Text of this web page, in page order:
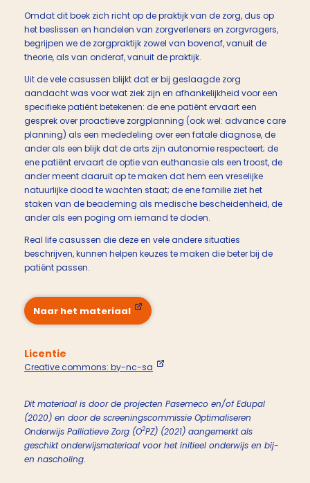
Omdat dit boek zich richt op de praktijk van de zorg, dus op
het beslissen en handelen van zorgverleners en zorgvragers,
begrijpen we de zorgpraktijk zowel van bovenaf, vanuit de
theorie, als van onderaf, vanuit de praktijk.
Uit de vele casussen blijkt dat er bij geslaagde zorg
aandacht was voor wat ziek zijn en afhankelijkheid voor een
specifieke patiënt betekenen: de ene patiënt ervaart een
gesprek over proactieve zorgplanning (ook wel: advance care
planning) als een mededeling over een fatale diagnose, de
ander als een blijk dat de arts zijn autonomie respecteert; de
ene patiënt ervaart de optie van euthanasie als een troost, de
ander meent daaruit op te maken dat hem een vreselijke
natuurlijke dood te wachten staat; de ene familie ziet het
staken van de beademing als medische bescheidenheid, de
ander als een poging om iemand te doden.
Real life casussen die deze en vele andere situaties
beschrijven, kunnen helpen keuzes te maken die beter bij de
patiënt passen.
Naar het materiaal
Licentie
Creative commons: by-nc-sa
Dit materiaal is door de projecten Pasemeco en/of Edupal
(2020) en door de screeningscommissie Optimaliseren
Onderwijs Palliatieve Zorg (O2PZ) (2021) aangemerkt als
geschikt onderwijsmateriaal voor het initieel onderwijs en bij-
en nascholing.